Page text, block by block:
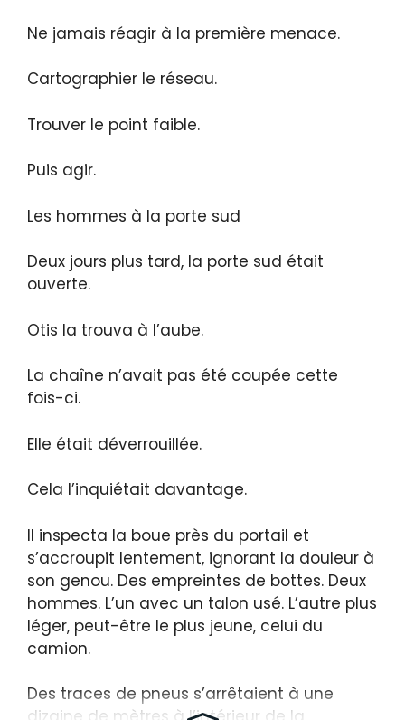
Ne jamais réagir à la première menace.
Cartographier le réseau.
Trouver le point faible.
Puis agir.
Les hommes à la porte sud
Deux jours plus tard, la porte sud était
ouverte.
Otis la trouva à l’aube.
La chaîne n’avait pas été coupée cette
fois-ci.
Elle était déverrouillée.
Cela l’inquiétait davantage.
Il inspecta la boue près du portail et
s’accroupit lentement, ignorant la douleur à
son genou. Des empreintes de bottes. Deux
hommes. L’un avec un talon usé. L’autre plus
léger, peut-être le plus jeune, celui du
camion.
Des traces de pneus s’arrêtaient à une